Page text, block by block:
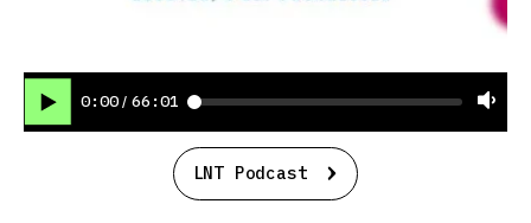
0:00 / 66:01
LNT Podcast